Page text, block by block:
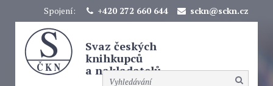
Spojení: +420 272 660 644 sckn@sckn.cz
Svaz českých
knihkupců
a nakladatelů